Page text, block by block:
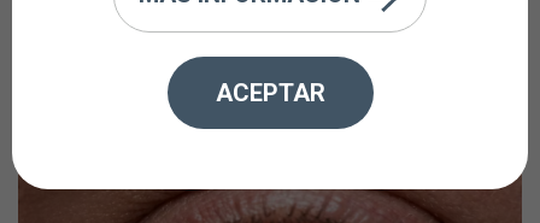
El ojo rojo es uno de los motivos de
consulta oftalmológica más
frecuentes.
ACEPTAR